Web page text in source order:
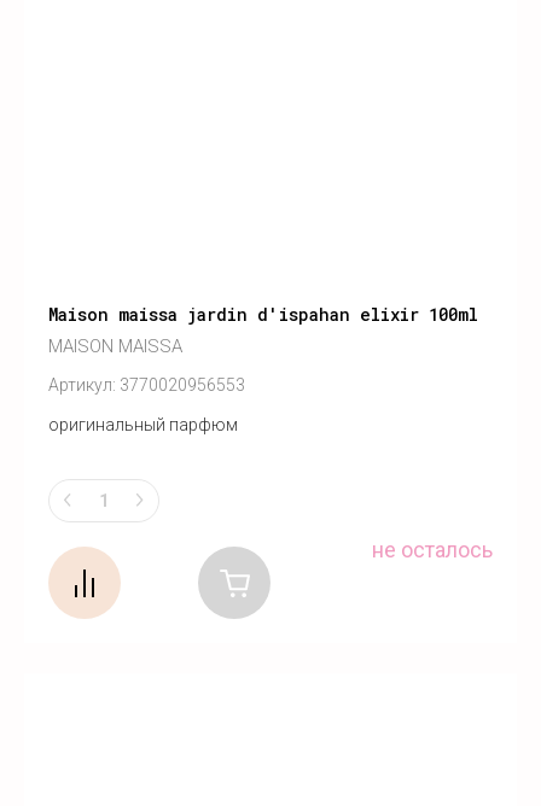
Maison maissa jardin d'ispahan elixir 100ml
MAISON MAISSA
Артикул: 3770020956553
оригинальный парфюм
не осталось